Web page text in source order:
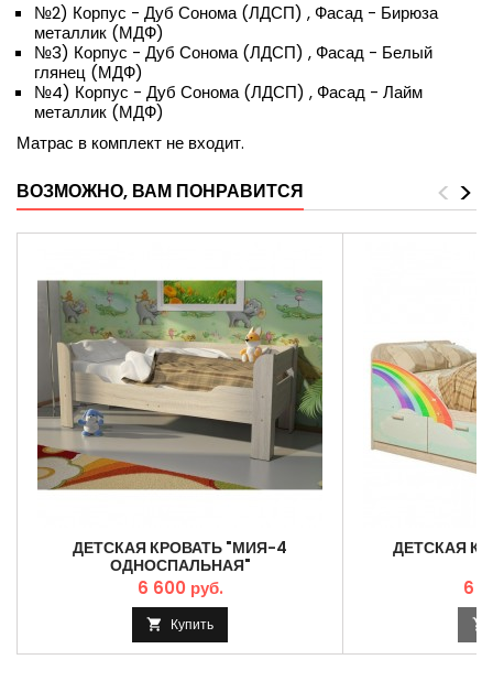
№2) Корпус - Дуб Сонома (ЛДСП) , Фасад - Бирюза
металлик (МДФ)
№3) Корпус - Дуб Сонома (ЛДСП) , Фасад - Белый
глянец (МДФ)
№4) Корпус - Дуб Сонома (ЛДСП) , Фасад - Лайм
металлик (МДФ)
Матрас в комплект не входит.
ВОЗМОЖНО, ВАМ ПОНРАВИТСЯ >
<
ДЕТСКАЯ КРОВАТЬ "МИЯ-4
ОДНОСПАЛЬНАЯ"
6 600 руб.
 Купить
ДЕТСКАЯ
6
